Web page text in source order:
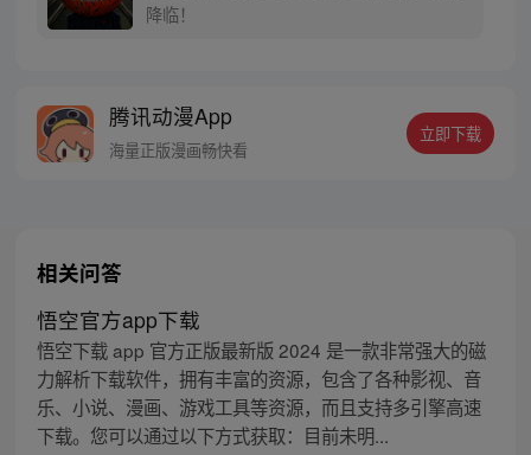
降临！
腾讯动漫App
海量正版漫画畅快看
立即下载
相关问答
悟空官方app下载
悟空下载 app 官方正版最新版 2024 是一款非常强大的磁
力解析下载软件，拥有丰富的资源，包含了各种影视、音
乐、小说、漫画、游戏工具等资源，而且支持多引擎高速
下载。您可以通过以下方式获取：目前未明...